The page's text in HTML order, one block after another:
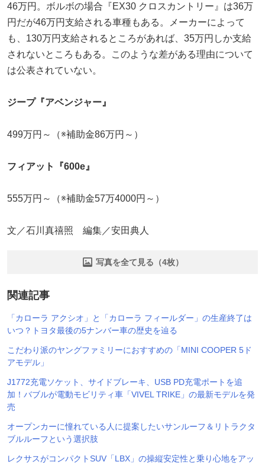
46万円。ボルボの場合『EX30 クロスカントリー』は36万
円だが46万円支給される車種もある。メーカーによって
も、130万円支給されるところがあれば、35万円しか支給
されないところもある。このような差がある理由について
は公表されていない。
ジープ『アベンジャー』
499万円～（※補助金86万円～）
フィアット『600e』
555万円～（※補助金57万4000円～）
文／石川真禧照 編集／安田典人
写真を全て見る（4枚）
関連記事
「カローラ アクシオ」と「カローラ フィールダー」の生産終了は
いつ？トヨタ最後の5ナンバー車の歴史を辿る
こだわり派のヤングファミリーにおすすめの「MINI COOPER 5ド
アモデル」
J1772充電ソケット、サイドブレーキ、USB PD充電ポートを追
加！バブルが電動モビリティ車「VIVEL TRIKE」の最新モデルを発
売
オープンカーに憧れている人に提案したいサンルーフ＆リトラクタ
ブルルーフという選択肢
レクサスがコンパクトSUV「LBX」の操縦安定性と乗り心地をアッ